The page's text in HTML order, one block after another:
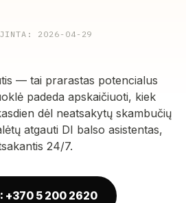
2026-04-29
— tai prarastas potencialus
padeda apskaičiuoti, kiek
dėl neatsakytų skambučių
atgauti DI balso asistentas,
24/7.
+370 5 200 2620